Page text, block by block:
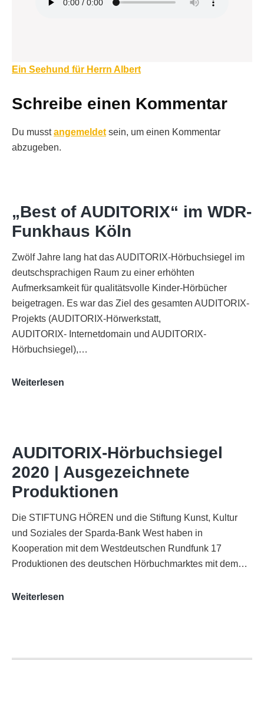
Beitragsnavigation
Ein Seehund für Herrn Albert
Schreibe einen Kommentar
Du musstangemeldet sein, um einen Kommentar
abzugeben.
„Best of AUDITORIX“ im WDR-
Funkhaus Köln
Zwölf Jahre lang hat das AUDITORIX-Hörbuchsiegel im
deutschsprachigen Raum zu einer erhöhten
Aufmerksamkeit für qualitätsvolle Kinder-Hörbücher
beigetragen. Es war das Ziel des gesamten AUDITORIX-
Projekts (AUDITORIX-Hörwerkstatt,
AUDITORIX- Internetdomain und AUDITORIX-
Hörbuchsiegel),…
Weiterlesen
Funkhaus
Köln
AUDITORIX-Hörbuchsiegel
2020 | Ausgezeichnete
Produktionen
Die STIFTUNG HÖREN und die Stiftung Kunst, Kultur
und Soziales der Sparda-Bank West haben in
Kooperation mit dem Westdeutschen Rundfunk 17
Produktionen des deutschen Hörbuchmarktes mit dem…
Weiterlesen
Ausgezeichnete